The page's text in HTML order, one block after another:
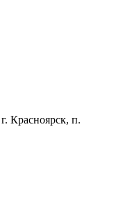
Красноярск, п.